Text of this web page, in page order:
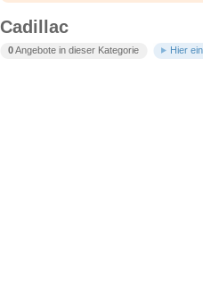
Cadillac
0Angebote in dieser Kategorie Hier